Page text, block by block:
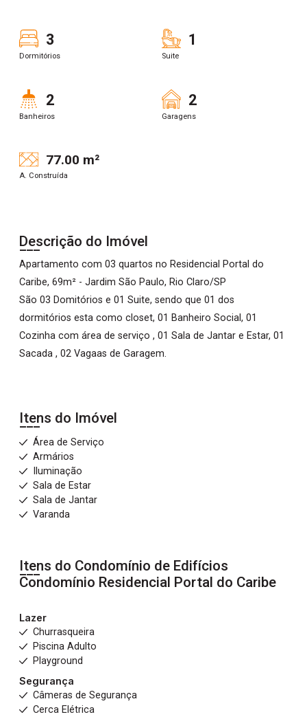
3
Dormitórios
1
Suite
2
Banheiros
2
Garagens
77.00 m²
A. Construída
Descrição do Imóvel
Apartamento com 03 quartos no Residencial Portal do
Caribe, 69m² - Jardim São Paulo, Rio Claro/SP
São 03 Domitórios e 01 Suite, sendo que 01 dos
dormitórios esta como closet, 01 Banheiro Social, 01
Cozinha com área de serviço , 01 Sala de Jantar e Estar, 01
Sacada , 02 Vagaas de Garagem.
Itens do Imóvel
Área de Serviço
Armários
Iluminação
Sala de Estar
Sala de Jantar
Varanda
Itens do Condomínio de Edifícios
Condomínio Residencial Portal do Caribe
Lazer
Churrasqueira
Piscina Adulto
Playground
Segurança
Câmeras de Segurança
Cerca Elétrica